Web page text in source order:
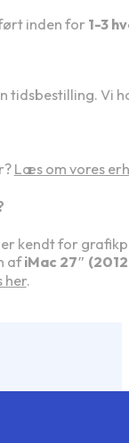
inden for 1-3
tidsbestilling. Vi
Læs om vores
kendt for
afiMac 27″
her.